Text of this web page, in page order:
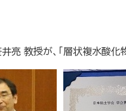
亮 教授が、「層状複水酸